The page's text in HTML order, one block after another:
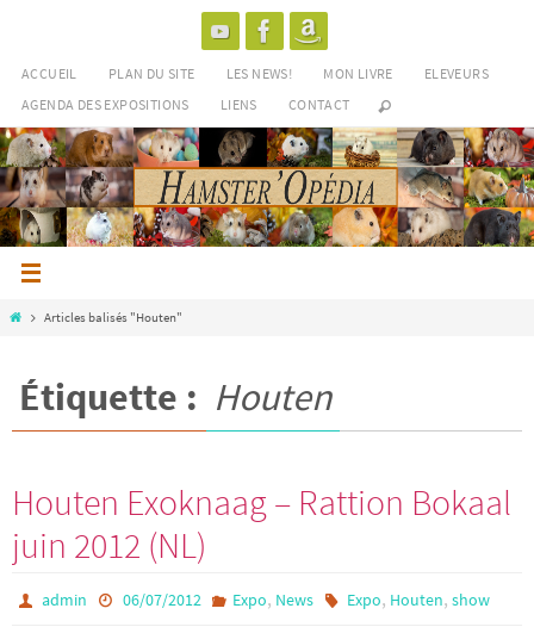
contenu
ACCUEIL PLAN DU SITE LES NEWS! MON LIVRE
ELEVEURS
AGENDA DES EXPOSITIONS
LIENS CONTACT
HomeArticles balisés "Houten"
Étiquette : Houten
Houten Exoknaag – Rattion Bokaal
juin 2012 (NL)
admin 06/07/2012 Expo, News Expo, Houten,show